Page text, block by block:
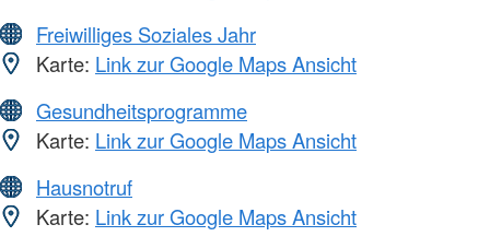
Freiwilliges Soziales Jahr
Karte: Link zur Google Maps Ansicht
Gesundheitsprogramme
Karte: Link zur Google Maps Ansicht
Hausnotruf
Karte: Link zur Google Maps Ansicht